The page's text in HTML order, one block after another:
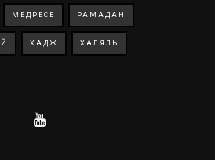
МЕДРЕСЕ РАМАДАН
ХАДЖ ХАЛЯЛЬ